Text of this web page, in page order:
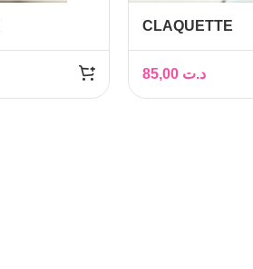
CLAQUETTE
د.ت